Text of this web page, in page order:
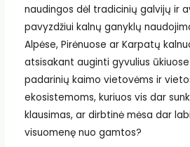
naudingos dėl tradicinių galvijų ir
pavyzdžiui kalnų ganyklų
Alpėse, Pirėnuose ar Karpatų
atsisakant auginti gyvulius
padarinių kaimo vietovėms ir
ekosistemoms, kuriuos vis dar
klausimas, ar dirbtinė mėsa dar
visuomenę nuo gamtos?